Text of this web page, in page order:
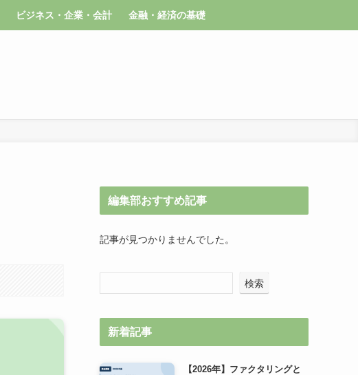
ビジネス・企業・会計 金融・経済の基礎
編集部おすすめ記事
記事が見つかりませんでした。
検索
新着記事
【2026年】ファクタリングと